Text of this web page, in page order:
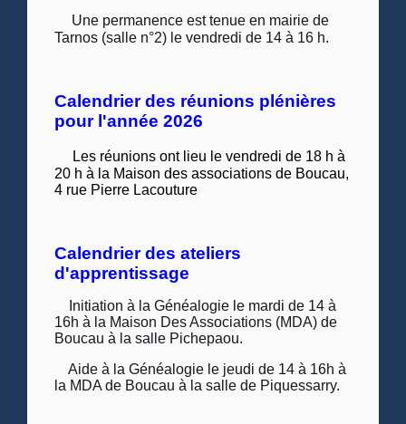
Une permanence est tenue en mairie de
Tarnos (salle n°2) le vendredi de 14 à 16 h.
Calendrier des réunions plénières
pour l'année 2026
Les réunions ont lieu le vendredi de 18 h à
20 h à la Maison des associations de Boucau,
4 rue Pierre Lacouture
Calendrier des ateliers
d'apprentissage
Initiation à la Généalogie le mardi de 14 à
16h à la Maison Des Associations (MDA) de
Boucau à la salle Pichepaou.
Aide à la Généalogie le jeudi de 14 à 16h à
la MDA de Boucau à la salle de Piquessarry.